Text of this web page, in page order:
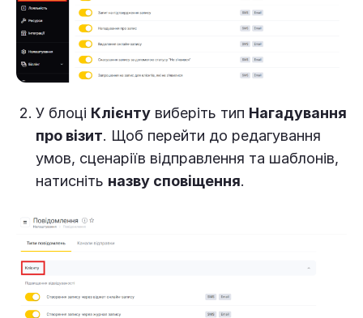
У блоці Клієнту виберіть тип Нагадування
про візит. Щоб перейти до редагування
умов, сценаріїв відправлення та шаблонів,
натисніть назву сповіщення.